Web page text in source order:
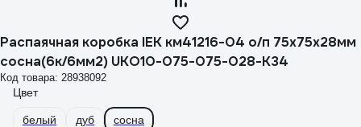
Распаячная коробка IEK км41216-04 о/п 75x75x28мм
сосна(6к/6мм2) UKO10-075-075-028-K34
Код товара: 28938092
Цвет
белый дуб сосна